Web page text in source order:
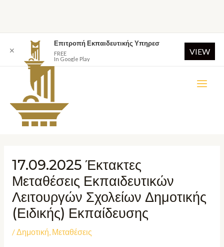
17.09.2025 Έκτακτες
Μεταθέσεις Εκπαιδευτικών
Λειτουργών Σχολείων Δημοτικής
(Ειδικής) Εκπαίδευσης
/Δημοτική, Μεταθέσεις
✕
Επιτροπή Εκπαιδευτικής Υπηρεσ
FREE
In Google Play
VIEW